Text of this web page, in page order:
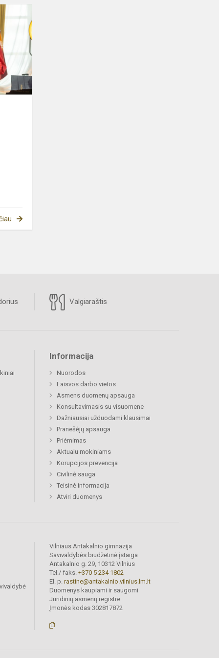
gimnazijos
šimtukininkę
Valgiaraštis
Informacija
Nuorodos
Laisvos darbo vietos
Asmens duomenų apsauga
Konsultavimasis su visuomene
Dažniausiai užduodami klausimai
Pranešėjų apsauga
Priėmimas
Aktualu mokiniams
Korupcijos prevencija
Civilinė sauga
Teisinė informacija
Atviri duomenys
Vilniaus Antakalnio gimnazija
Savivaldybės biudžetinė įstaiga
Antakalnio g. 29, 10312 Vilnius
Tel./ faks. +370 5 234 1802
El. p. rastine@antakalnio.vilnius.lm.lt
Duomenys kaupiami ir saugomi
Juridinių asmenų registre
Įmonės kodas 302817872